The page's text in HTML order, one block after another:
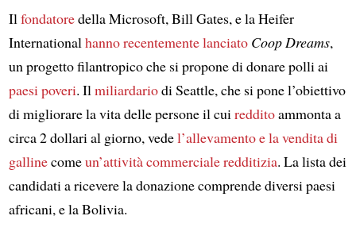
Ilfondatoredella Microsoft, Bill Gates, e la Heifer
Internationalhanno recentemente lanciato Coop Dreams,
un progetto filantropico che si propone di donare polli ai
paesi poveri. Ilmiliardariodi Seattle, che si pone l’obiettivo
di migliorare la vita delle persone il cuiredditoammonta a
circa 2 dollari al giorno, vedel’allevamento e la vendita di
gallinecomeun’attività commerciale redditizia. La lista dei
candidati a ricevere la donazione comprende diversi paesi
africani, e la Bolivia.